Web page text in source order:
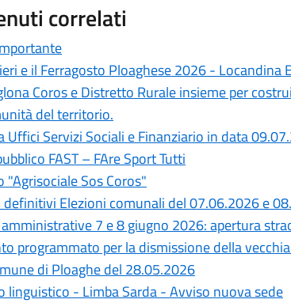
correlati
e il Ferragosto Ploaghese 2026 - Locandina
Coros e Distretto Rurale insieme per
del territorio.
Uffici Servizi Sociali e Finanziario in data
FAST – FAre Sport Tutti
"Agrisociale Sos Coros"
definitivi Elezioni comunali del 07.06.2026 e
7 e 8 giugno 2026: apertura
programmato per la dismissione della
di Ploaghe del 28.05.2026
linguistico - Limba Sarda - Avviso nuova sede